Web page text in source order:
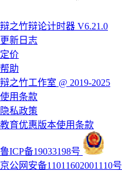
辩之竹辩论计时器 V6.21.0
更新日志
定价
帮助
辩之竹工作室 @ 2019-2025
使用条款
隐私政策
教育优惠版本使用条款
鲁ICP备19033198号
京公网安备11011602001110号